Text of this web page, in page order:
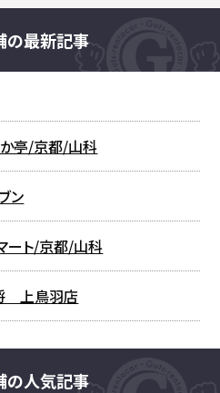
の最新記事
か亭/京都/山科
ン
ート/京都/山科
上鳥羽店
の人気記事